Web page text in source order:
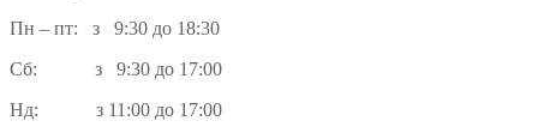
Пн – пт: з 9:30 до 18:30
Сб: з 9:30 до 17:00
Нд: з 11:00 до 17:00